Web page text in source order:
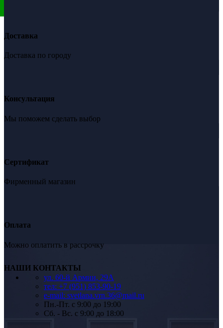
Доставка
Доставка по городу
Консультация
Мы поможем сделать выбор
Сертификат
Фирменный магазин
Оплата
Можно оплатить в рассрочку
НАШИ КОНТАКТЫ
ул. 60-й Армии, 29А
тел: +7 (951) 853-90-19
e-mail: svetlana.vrn.36@mail.ru
Пн.-Пт. c 9:00 до 19:00
Сб. - Вс. c 9:00 до 18:00